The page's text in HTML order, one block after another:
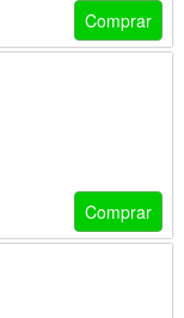
Comprar
Comprar